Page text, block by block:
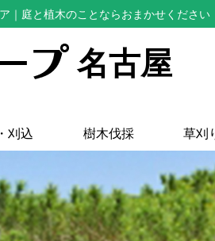
｜庭と植木のことならおまかせください
名古屋
刈込 樹木伐採 草刈